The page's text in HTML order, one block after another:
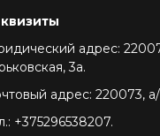
адрес:
3а.
адрес: 220073, а/
+375296538207.